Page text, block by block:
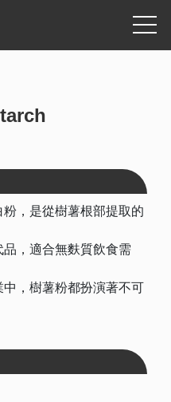
，是從樹薯根部提取的
，適合無麩質飲食需
，樹薯粉都扮演著不可